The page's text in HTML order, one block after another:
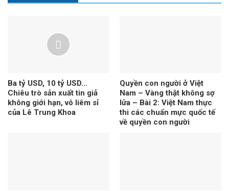
Ba tỷ USD, 10 tỷ USD…
Chiêu trò sản xuất tin giả
không giới hạn, vô liêm sỉ
của Lê Trung Khoa
Quyền con người ở Việt
Nam – Vàng thật không sợ
lửa – Bài 2: Việt Nam thực
thi các chuẩn mực quốc tế
về quyền con người